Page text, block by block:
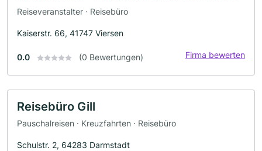
Reiseveranstalter · Reisebüro
Kaiserstr. 66, 41747 Viersen
0.0 (0 Bewertungen) Firma bewerten
Reisebüro Gill
Pauschalreisen · Kreuzfahrten · Reisebüro
Schulstr. 2, 64283 Darmstadt